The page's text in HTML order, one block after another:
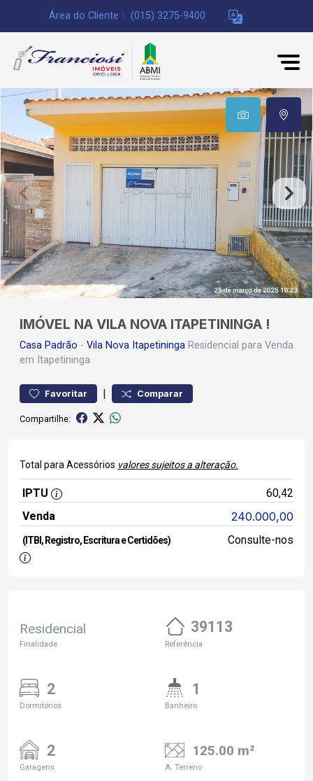
Área do Cliente (015) 3275-9400
IMÓVEL NA VILA NOVA ITAPETININGA !
Casa Padrão - Vila Nova Itapetininga Residencial para Venda
em Itapetininga
Favoritar | Comparar
Compartilhe:
Total para Acessórios valores sujeitos a alteração.
IPTU
60,42
Venda
240.000,00
(ITBI, Registro, Escritura e Certidões) Consulte-nos
Residencial
Finalidade
39113
Referência
2
Dormitórios
1
Banheiro
2
Garagens
125.00 m²
A. Terreno